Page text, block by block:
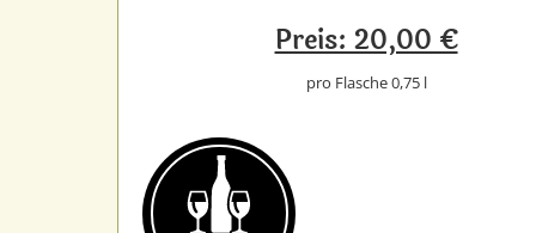
Preis: 20,00 €
pro Flasche 0,75 l